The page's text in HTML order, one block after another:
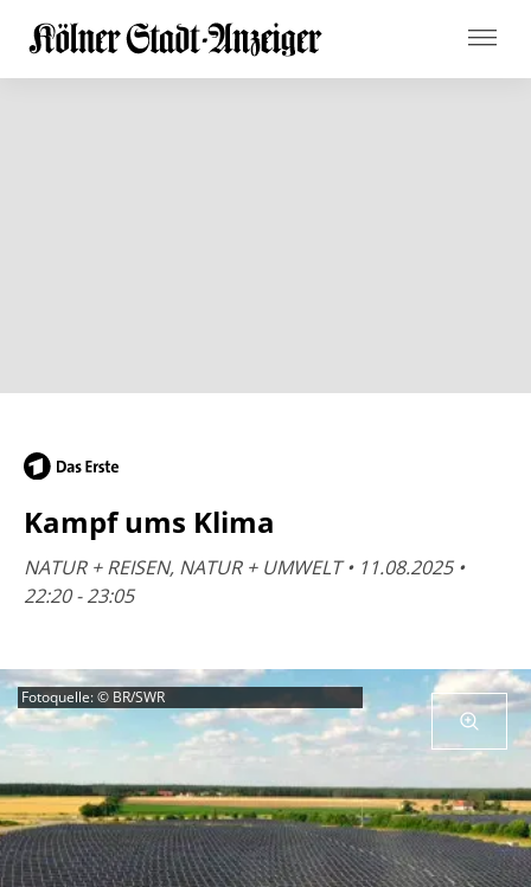
Kampf ums Klima
NATUR + REISEN, NATUR + UMWELT • 11.08.2025 •
22:20 - 23:05
Fotoquelle: © BR/SWR